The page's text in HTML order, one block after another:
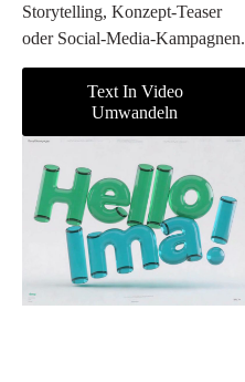
Storytelling, Konzept-Teaser
oder Social-Media-Kampagnen.
Text In Video
Umwandeln